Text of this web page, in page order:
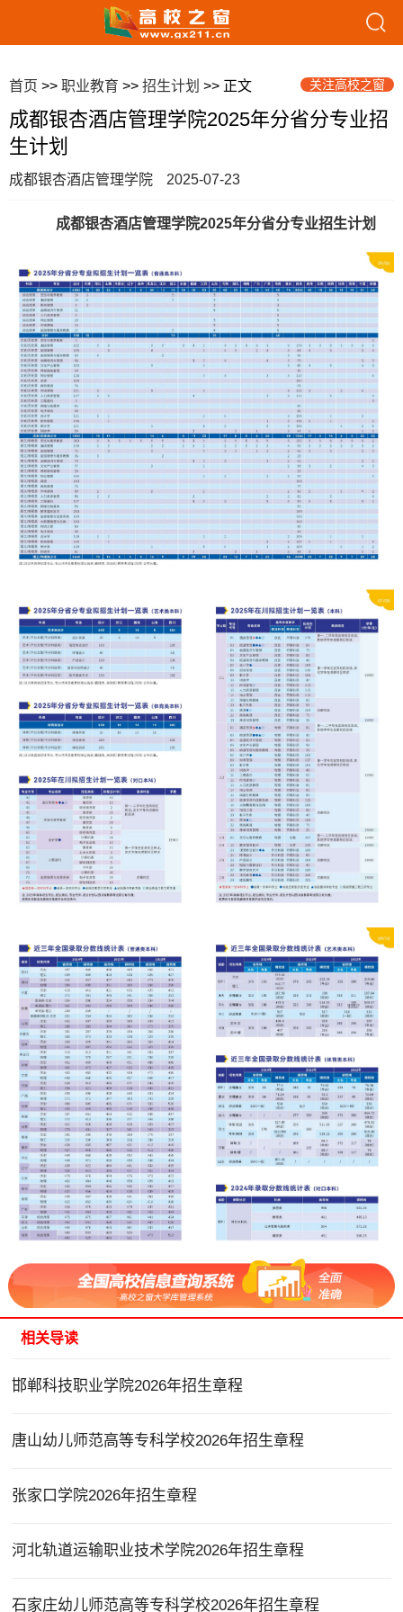
首页 >> 职业教育 >> 招生计划 >> 正文 关注高校之窗
成都银杏酒店管理学院2025年分省分专业招
生计划
成都银杏酒店管理学院 2025-07-23
成都银杏酒店管理学院2025年分省分专业招生计划
相关导读
邯郸科技职业学院2026年招生章程
唐山幼儿师范高等专科学校2026年招生章程
张家口学院2026年招生章程
河北轨道运输职业技术学院2026年招生章程
石家庄幼儿师范高等专科学校2026年招生章程